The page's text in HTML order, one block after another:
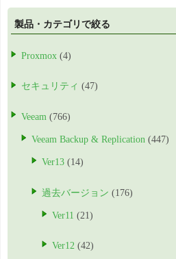
製品・カテゴリで絞る
Proxmox (4)
セキュリティ (47)
Veeam (766)
Veeam Backup & Replication (447)
Ver13 (14)
過去バージョン (176)
Ver11 (21)
Ver12 (42)